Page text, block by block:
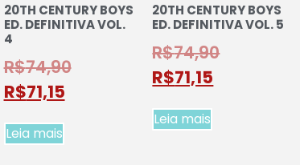
20TH CENTURY BOYS
ED. DEFINITIVA VOL.
4
R$74,90
R$71,15
Leia mais
20TH CENTURY BOYS
ED. DEFINITIVA VOL. 5
R$74,90
R$71,15
Leia mais